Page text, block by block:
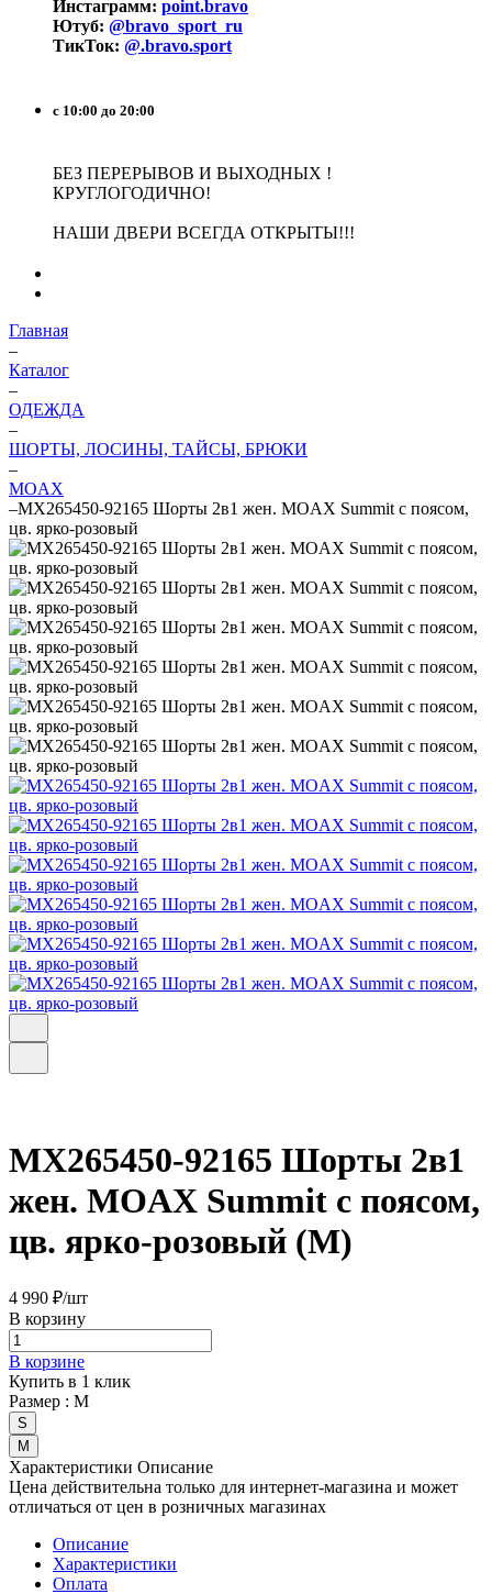
Инстаграмм: point.bravo
Ютуб: @bravo_sport_ru
ТикТок: @.bravo.sport
с 10:00 до 20:00
БЕЗ ПЕРЕРЫВОВ И ВЫХОДНЫХ !
КРУГЛОГОДИЧНО!
НАШИ ДВЕРИ ВСЕГДА ОТКРЫТЫ!!!
Главная
–
Каталог
–
ОДЕЖДА
–
ШОРТЫ, ЛОСИНЫ, ТАЙСЫ, БРЮКИ
–
MOAX
–MX265450-92165 Шорты 2в1 жен. MOAX Summit с поясом,
цв. ярко-розовый
MX265450-92165 Шорты 2в1
жен. MOAX Summit с поясом,
цв. ярко-розовый (M)
4 990 ₽/шт
В корзину
В корзине
Купить в 1 клик
Размер : M
S
M
Характеристики Описание
Цена действительна только для интернет-магазина и может
отличаться от цен в розничных магазинах
Описание
Характеристики
Оплата